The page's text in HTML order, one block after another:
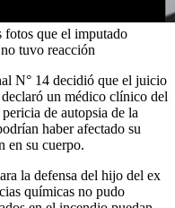
fotos que el imputado
tuvo reacción
N° 14 decidió que el juicio
un médico clínico del
de autopsia de la
haber afectado su
en su cuerpo.
la defensa del hijo del ex
químicas no pudo